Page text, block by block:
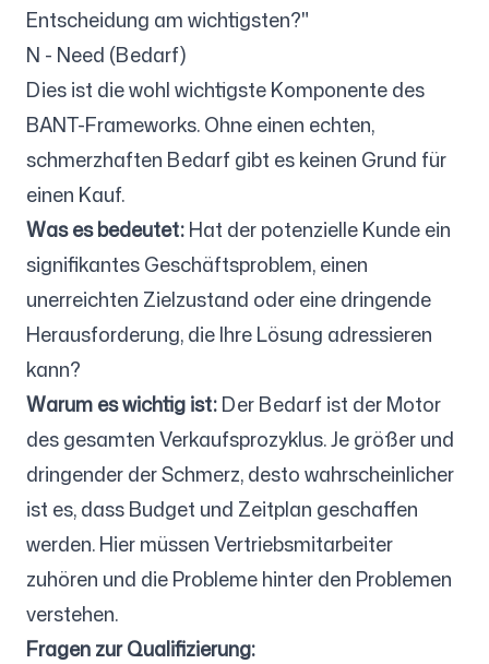
Entscheidung am wichtigsten?"
N - Need (Bedarf)
Dies ist die wohl wichtigste Komponente des
BANT-Frameworks. Ohne einen echten,
schmerzhaften Bedarf gibt es keinen Grund für
einen Kauf.
Was es bedeutet:Hat der potenzielle Kunde ein
signifikantes Geschäftsproblem, einen
unerreichten Zielzustand oder eine dringende
Herausforderung, die Ihre Lösung adressieren
kann?
Warum es wichtig ist:Der Bedarf ist der Motor
des gesamten Verkaufsprozyklus. Je größer und
dringender der Schmerz, desto wahrscheinlicher
ist es, dass Budget und Zeitplan geschaffen
werden. Hier müssen Vertriebsmitarbeiter
zuhören und die Probleme hinter den Problemen
verstehen.
Fragen zur Qualifizierung: